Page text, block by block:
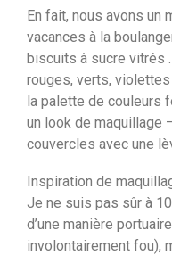
En fait, nous avons un
vacances à la
biscuits à sucre vitrés
rouges, verts,
la palette de couleurs
un look de maquillage
couvercles avec une
Inspiration de
Je ne suis pas sûr à
d’une manière
involontairement fou),